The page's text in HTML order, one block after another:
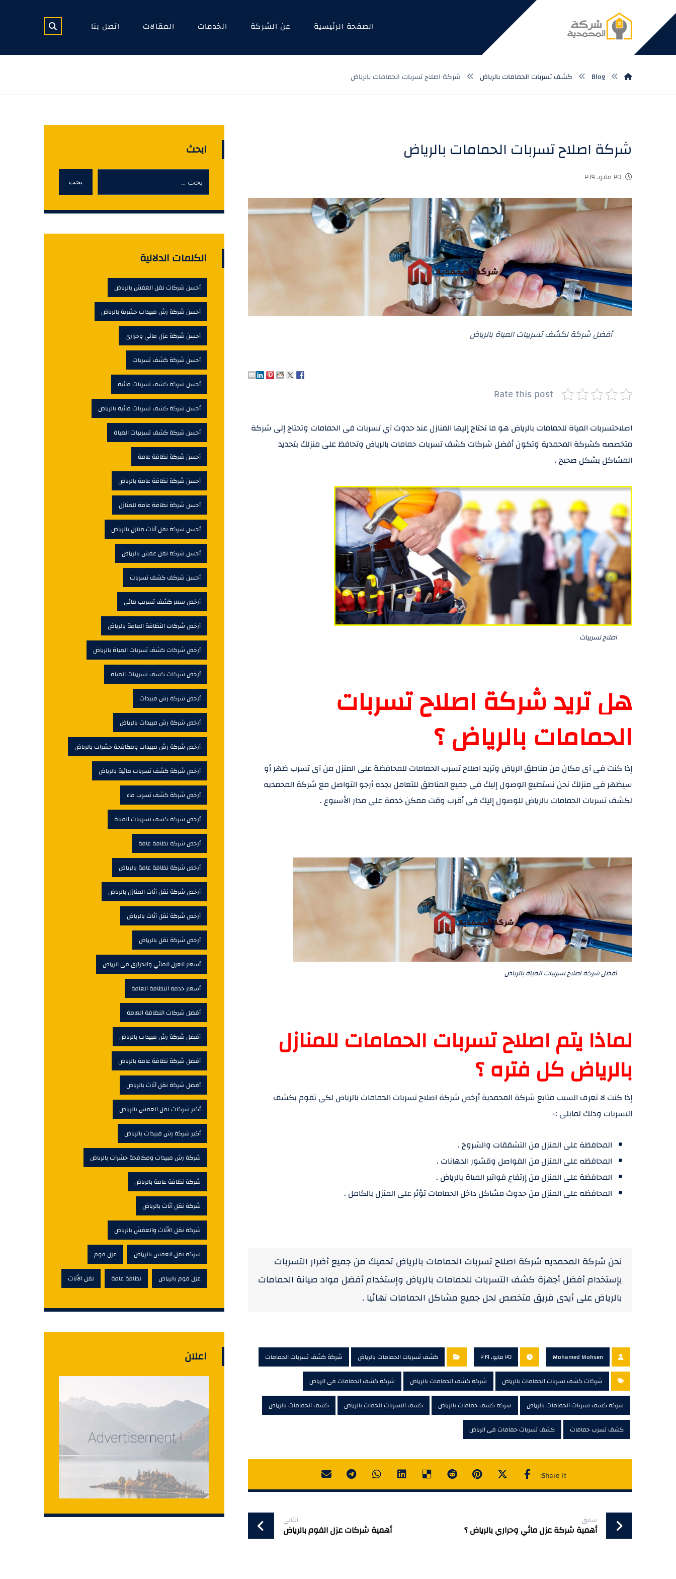
الصفحة الرئيسية عن الشركة الخدمات المقالات اتصل بنا
Blog كشف تسربات الحمامات بالرياض شركة اصلاح تسربات الحمامات بالرياض
شركة اصلاح تسربات الحمامات بالرياض
٢٥ مايو، ٢٠١٩
أفضل شركة لكشف تسريبات المياة بالرياض
Rate this post
اصلاحتسربات المياة للحمامات بالرياض هو ما تحتاج إليها المنازل عند حدوث آي تسربات فى الحمامات وتحتاج إلى شركة
متخصصه كشركة المحمدية وتكون أفضل شركات كشف تسربات حمامات بالرياض وتحافظ على منزلك بتحديد
المشاكل بشكل صحيح .
اصلاح تسريبات
هل تريد شركة اصلاح تسربات
الحمامات بالرياض ؟
إذا كنت فى آى مكان من مناطق الرياض وتريد اصلاح تسرب الحمامات للمحافظة على المنزل من آى تسرب ظهر أو
سيظهر فى منزلك نحن نستطيع الوصول إليك فى جميع المناطق للتعامل بجده أرجو التواصل مع شركة المحمديه
لكشف تسربات الحمامات بالرياض للوصول إليك فى أقرب وقت ممكن خدمة على مدار الأسبوع .
أفضل شركة اصلاح تسريبات المياة بالرياض
لماذا يتم اصلاح تسربات الحمامات للمنازل
بالرياض كل فتره ؟
إذا كنت لا تعرف السبب فتابع شركة المحمدية أرخص شركة اصلاح تسربات الحمامات بالرياض لكى تقوم بكشف
التسربات وذلك لمايلى :-
المحافظة على المنزل من التشققات والشروخ .
المحافظه على المنزل من الفواصل وقشور الدهانات .
المحافظة على المنزل من إرتفاع فواتير المياة بالرياض .
المحافظه على المنزل من حدوث مشاكل داخل الحمامات تؤثر على المنزل بالكامل .
نحن شركة المحمديه شركة اصلاح تسربات الحمامات بالرياض تحميك من جميع أضرار التسربات
بإستخدام أفضل أجهزة كشف التسربات للحمامات بالرياض وإستخدام أفضل مواد صيانة الحمامات
بالرياض على أيدى فريق متخصص لحل جميع مشاكل الحمامات نهائيا .
Mohamed Mohsen ٢٥ مايو، ٢٠١٩ كشف تسربات الحمامات بالرياض شركة كشف تسربات الحمامات
شركات كشف تسربات الحمامات بالرياض شركة كشف الحمامات بالرياض شركة كشف الحمامات فى الرياض
شركة كشف تسربات الحمامات بالرياض شركه كشف حمامات بالرياض كشف التسربات للحمات بالرياض كشف الحمامات بالرياض
كشف تسرب حمامات كشف تسربات حمامات فى الرياض
سابق
أهمية شركة عزل مائي وحراري بالرياض ؟
التالي
أهمية شركات عزل الفوم بالرياض
ابحث
بحث
الكلمات الدلالية
أحسن شركات نقل العفش بالرياض
أحسن شركة رش مبيدات حشرية بالرياض
أحسن شركة عزل مائي وحرارى
أحسن شركة كشف تسربات
أحسن شركة كشف تسربات مائية
أحسن شركة كشف تسربات مائية بالرياض
أحسن شركة كشف تسريبات المياة
أحسن شركة نظافة عامة
أحسن شركة نظافة عامة بالرياض
أحسن شركة نظافة عامة للمنازل
أحسن شركة نقل أثاث منازل بالرياض
أحسن شركة نقل عفش بالرياض
أحسن شركف كشف تسربات
أرخص سعر كشف تسريب مائي
أرخص شركات النظافة العامة بالرياض
أرخص شركات كشف تسربات المياة بالرياض
أرخص شركات كشف تسريبات المياة
أرخص شركة رش مبيدات
أرخص شركة رش مبيدات بالرياض
أرخص شركة رش مبيدات ومكافحة حشرات بالرياض
أرخص شركة كشف تسربات مائية بالرياض
أرخص شركة كشف تسرب ماء
أرخص شركة كشف تسريبات المياة
أرخص شركة نظافة عامة
أرخص شركة نظافة عامة بالرياض
أرخص شركة نقل أثاث المنازل بالرياض
أرخص شركة نقل أثاث بالرياض
أرخص شركة نقل بالرياض
أسعار العزل المائي والحرارى فى الرياض
أسعار خدمه النظافة العامة
أفضل شركات النظافة العامة
أفضل شركة رش مبيدات بالرياض
أفضل شركة نظافة عامة بالرياض
أفضل شركة نقل أثاث بالرياض
أكبر شركات نقل العفش بالرياض
أكبر شركة رش مبيدات بالرياض
شركة رش مبيدات ومكافحة حشرات بالرياض
شركة نظافة عامة بالرياض
شركة نقل أثاث بالرياض
شركة نقل الأثاث والعفش بالرياض
شركة نقل العفش بالرياض عزل فوم
عزل فوم بالرياض نظافة عامة نقل الأثاث
اعلان